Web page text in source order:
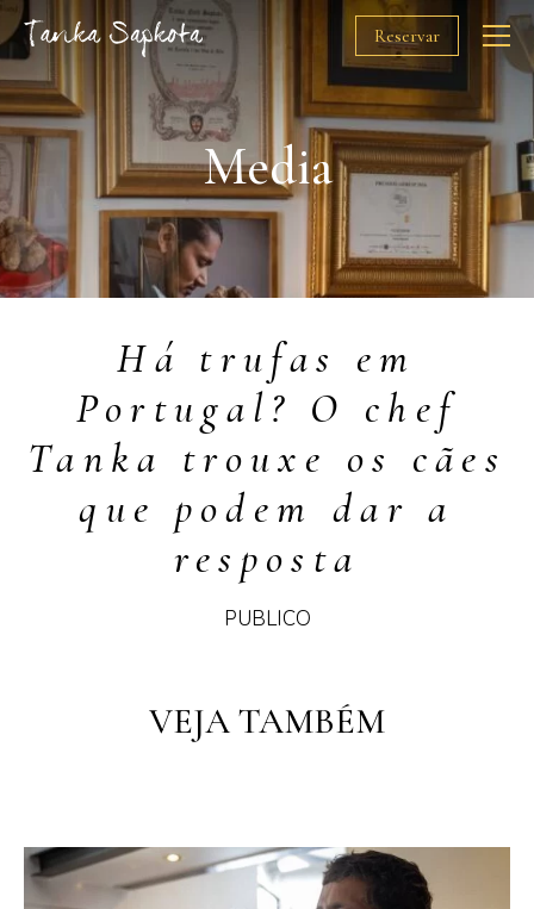
Reservar
O Chef
Restaurantes
Prémios
Solidariedade
Media
Gift Cards
PT
EN
Media
Há trufas em
Portugal? O chef
Tanka trouxe os cães
que podem dar a
resposta
PUBLICO
VEJA TAMBÉM